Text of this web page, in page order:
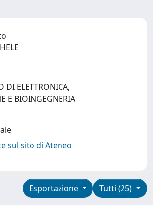
DI ELETTRONICA,
E BIOINGEGNERIA
sul sito di Ateneo
Tutti (25)
Esportazione